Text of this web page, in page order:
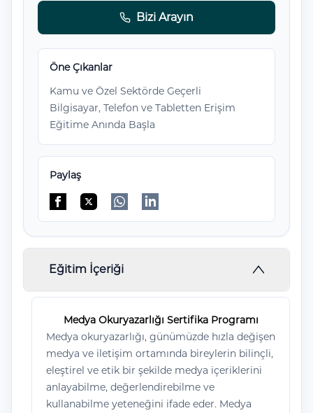
Bizi Arayın
Öne Çıkanlar
Kamu ve Özel Sektörde Geçerli
Bilgisayar, Telefon ve Tabletten Erişim
Eğitime Anında Başla
Paylaş
Facebook'da paylaş
Twitter'da paylaş
WhatsApp'da paylaş
Linkedin'de paylaş
Eğitim İçeriği
Medya Okuryazarlığı Sertifika Programı
Medya okuryazarlığı, günümüzde hızla değişen
medya ve iletişim ortamında bireylerin bilinçli,
eleştirel ve etik bir şekilde medya içeriklerini
anlayabilme, değerlendirebilme ve
kullanabilme yeteneğini ifade eder. Medya